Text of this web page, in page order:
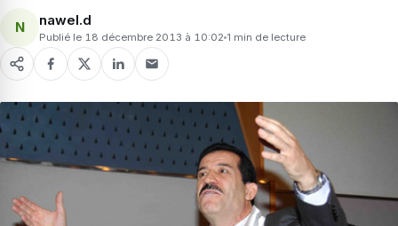
N nawel.d
Publié le 18 décembre 2013 à 10:02 1 min de lecture